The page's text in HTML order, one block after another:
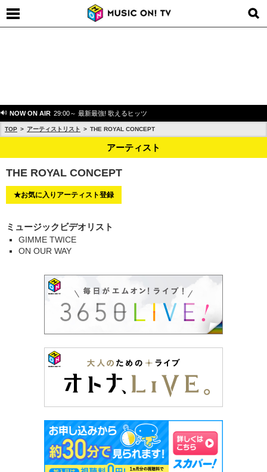
NOW ON AIR 29:00～ 最新最強! 歌えるヒッツ
TOP アーティストリスト THE ROYAL CONCEPT
アーティスト
THE ROYAL CONCEPT
★お気に入りアーティスト登録
ミュージックビデオリスト
GIMME TWICE
ON OUR WAY